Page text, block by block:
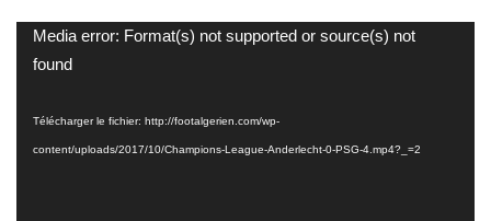
Lecteur
vidéo
Media error: Format(s) not supported or source(s) not
found
Télécharger le fichier: http://footalgerien.com/wp-
content/uploads/2017/10/Champions-League-Anderlecht-0-PSG-4.mp4?_=2